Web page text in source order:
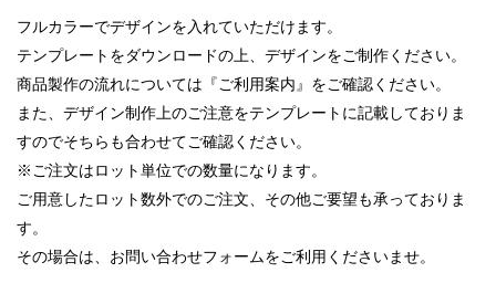
フルカラーでデザインを入れていただけます。
テンプレートをダウンロードの上、デザインをご制作ください。
商品製作の流れについては『ご利用案内』をご確認ください。
また、デザイン制作上のご注意をテンプレートに記載しておりま
すのでそちらも合わせてご確認ください。
※ご注文はロット単位での数量になります。
ご用意したロット数外でのご注文、その他ご要望も承っておりま
す。
その場合は、お問い合わせフォームをご利用くださいませ。